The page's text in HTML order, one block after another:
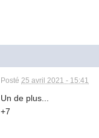
Posté25 avril 2021 - 15:41
Un de plus...
+7